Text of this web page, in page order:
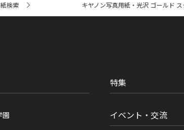
検索 キヤノン写真用紙・光沢 ゴールド
園
特集
イベント・交流